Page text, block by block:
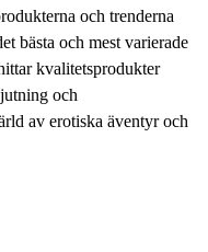
och trenderna
bästa och mest varierade
kvalitetsprodukter
och
av erotiska äventyr och